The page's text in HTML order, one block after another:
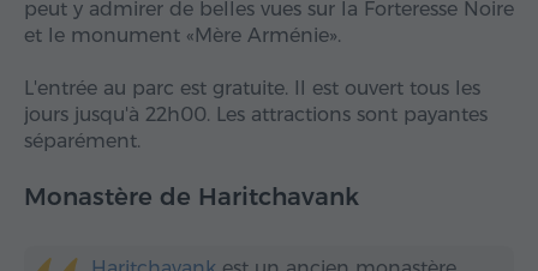
peut y admirer de belles vues sur la Forteresse Noire
et le monument «Mère Arménie».
L'entrée au parc est gratuite. Il est ouvert tous les
jours jusqu'à 22h00. Les attractions sont payantes
séparément.
Monastère de Haritchavank